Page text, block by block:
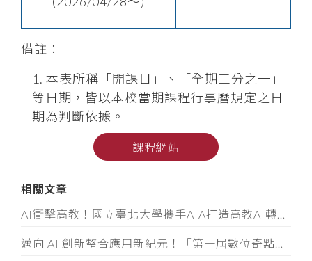
備註：
本表所稱「開課日」、「全期三分之一」
等日期，皆以本校當期課程行事曆規定之日
期為判斷依據。
課程網站
相關文章